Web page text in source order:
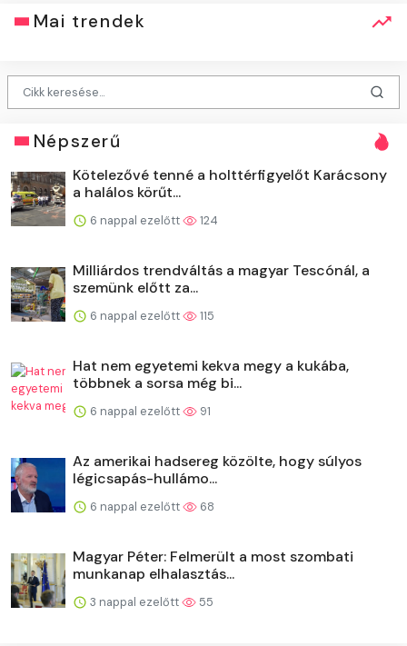
Mai trendek
Népszerű
Kötelezővé tenné a holttérfigyelőt Karácsony
a halálos körűt...
6 nappal ezelőtt 124
Milliárdos trendváltás a magyar Tescónál, a
szemünk előtt za...
6 nappal ezelőtt 115
Hat nem egyetemi kekva megy a kukába,
többnek a sorsa még bi...
6 nappal ezelőtt 91
Az amerikai hadsereg közölte, hogy súlyos
légicsapás-hullámo...
6 nappal ezelőtt 68
Magyar Péter: Felmerült a most szombati
munkanap elhalasztás...
3 nappal ezelőtt 55